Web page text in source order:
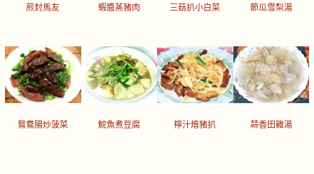
煎封馬友 蝦醬蒸豬肉 三菇扒小白菜 節瓜雪梨湯
鴛鴦腸炒菠菜 鯇魚煮豆腐 檸汁燴豬扒 蒜香田雞湯